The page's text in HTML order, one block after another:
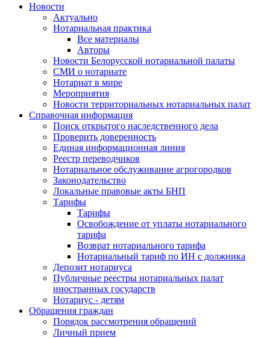
Новости
Актуально
Нотариальная практика
Все материалы
Авторы
Новости Белорусской нотариальной палаты
СМИ о нотариате
Нотариат в мире
Мероприятия
Новости территориальных нотариальных палат
Справочная информация
Поиск открытого наследственного дела
Проверить доверенность
Единая информационная линия
Реестр переводчиков
Нотариальное обслуживание агрогородков
Законодательство
Локальные правовые акты БНП
Тарифы
Тарифы
Освобождение от уплаты нотариального
тарифа
Возврат нотариального тарифа
Нотариальный тариф по ИН с должника
Депозит нотариуса
Публичные реестры нотариальных палат
иностранных государств
Нотариус - детям
Обращения граждан
Порядок рассмотрения обращений
Личный прием